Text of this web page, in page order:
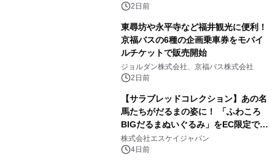
2日前
東尋坊や永平寺など福井観光に便利！
京福バスの6種の企画乗車券をモバイ
ルチケットで販売開始
ジョルダン株式会社、京福バス株式会社
2日前
【サラブレッドコレクション】あの名
馬たちがだるまの姿に！ 「ふわころ
BIGだるまぬいぐるみ」をEC限定で受
注販売開始
株式会社エスケイジャパン
4日前